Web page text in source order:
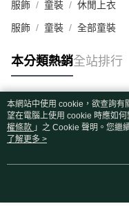
服飾 童裝 休閒上衣
服飾 童裝 全部童裝
本分類熱銷全站排行
熱門標籤
本網站中使用 cookie，欲查詢有
望在電腦上使用 cookie 時應如
權條款 」之 Cookie 聲明。您繼
用條款之 Cookie 聲明使用 cookie
了解更多 >